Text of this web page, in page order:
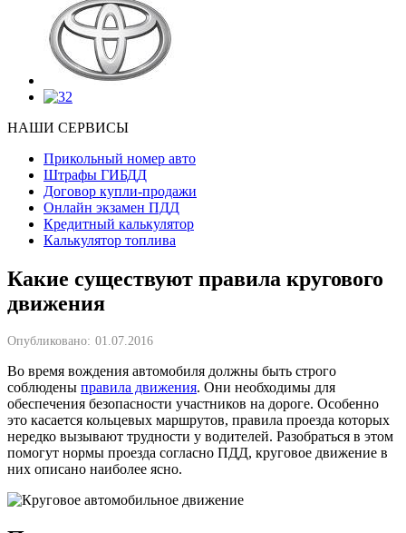
НАШИ СЕРВИСЫ
Прикольный номер авто
Штрафы ГИБДД
Договор купли-продажи
Онлайн экзамен ПДД
Кредитный калькулятор
Калькулятор топлива
Какие существуют правила кругового
движения
Опубликовано: 01.07.2016
Во время вождения автомобиля должны быть строго
соблюдены правила движения. Они необходимы для
обеспечения безопасности участников на дороге. Особенно
это касается кольцевых маршрутов, правила проезда которых
нередко вызывают трудности у водителей. Разобраться в этом
помогут нормы проезда согласно ПДД, круговое движение в
них описано наиболее ясно.